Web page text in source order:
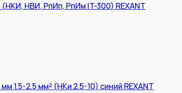
НВИ, РпИп, РпИм IT-300) REXANT
1.5-2.5 мм² (НКи 2.5-10) синий REXANT